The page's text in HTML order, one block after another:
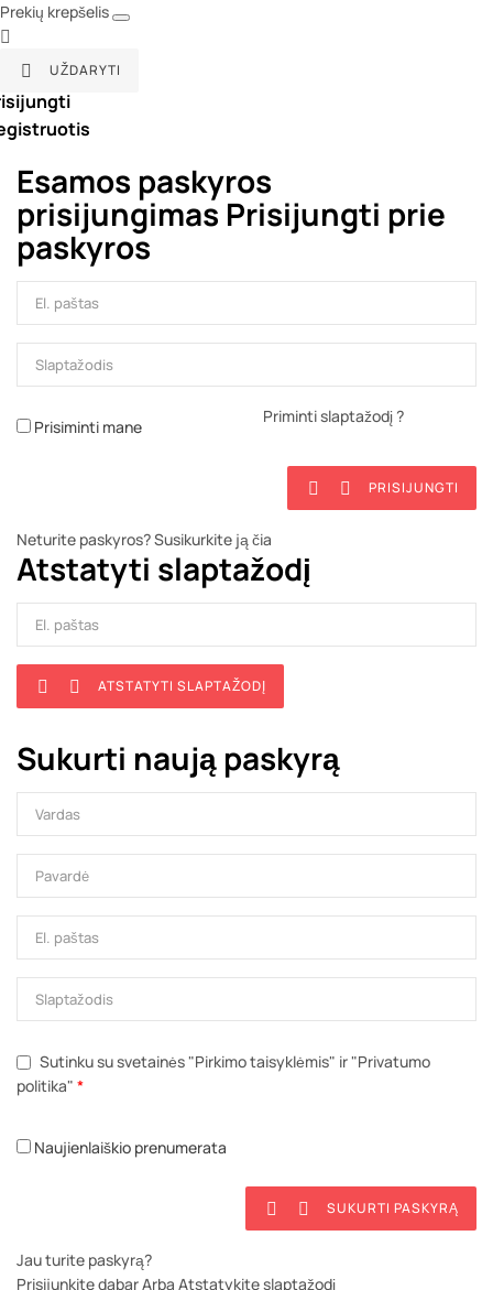
Prekių krepšelis


UŽDARYTI
Esamos paskyros
prisijungimas Prisijungti prie
paskyros
Prisiminti mane
Priminti slaptažodį ?
  PRISIJUNGTI
Neturite paskyros? Susikurkite ją čia
Atstatyti slaptažodį
  ATSTATYTI SLAPTAŽODĮ
Sukurti naują paskyrą
Sutinku su svetainės "Pirkimo taisyklėmis" ir "Privatumo
politika" *
Naujienlaiškio prenumerata
  SUKURTI PASKYRĄ
Jau turite paskyrą?
Prisijunkite dabarArba Atstatykite slaptažodį